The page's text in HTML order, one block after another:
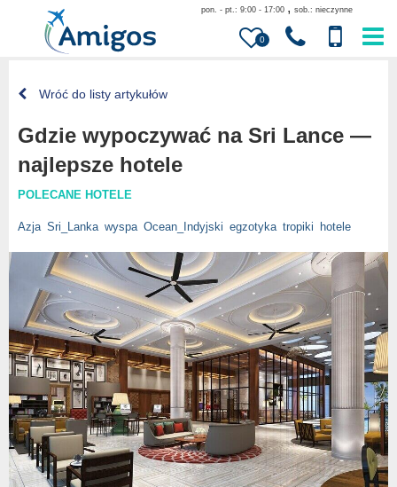
0
pon. - pt.: 9:00 - 17:00 , sob.: nieczynne
Wróć do listy artykułów
Gdzie wypoczywać na Sri Lance —
najlepsze hotele
POLECANE HOTELE
Azja Sri_Lanka wyspa Ocean_Indyjski egzotyka tropiki hotele